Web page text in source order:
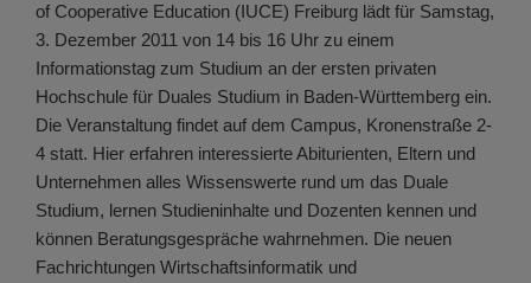
of Cooperative Education (IUCE) Freiburg lädt für Samstag,
3. Dezember 2011 von 14 bis 16 Uhr zu einem
Informationstag zum Studium an der ersten privaten
Hochschule für Duales Studium in Baden-Württemberg ein.
Die Veranstaltung findet auf dem Campus, Kronenstraße 2-
4 statt. Hier erfahren interessierte Abiturienten, Eltern und
Unternehmen alles Wissenswerte rund um das Duale
Studium, lernen Studieninhalte und Dozenten kennen und
können Beratungsgespräche wahrnehmen. Die neuen
Fachrichtungen Wirtschaftsinformatik und